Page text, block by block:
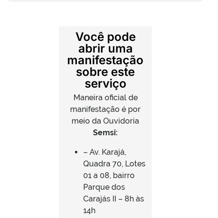
Você pode
abrir uma
manifestação
sobre este
serviço
Maneira oficial de
manifestação é por
meio da Ouvidoria
Semsi:
– Av. Karajá,
Quadra 70, Lotes
01 a 08, bairro
Parque dos
Carajás II – 8h às
14h